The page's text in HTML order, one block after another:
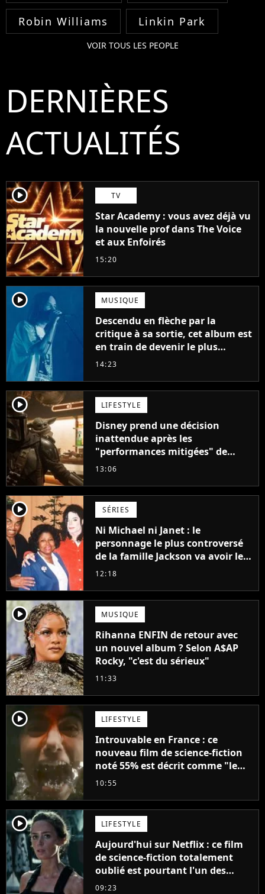
Robin Williams Linkin Park
VOIR TOUS LES PEOPLE
DERNIÈRES
ACTUALITÉS
player2 TV
Star Academy : vous avez déjà vu
la nouvelle prof dans The Voice
et aux Enfoirés
15:20
player2 MUSIQUE
Descendu en flèche par la
critique à sa sortie, cet album est
en train de devenir le plus
populaire de son auteur
14:23
player2 LIFESTYLE
Disney prend une décision
inattendue après les
"performances mitigées" de
Vaiana et The Mandalorian &
13:06
player2 SÉRIES
Ni Michael ni Janet : le
personnage le plus controversé
de la famille Jackson va avoir le
droit à sa propre série
12:18
player2 MUSIQUE
Rihanna ENFIN de retour avec
un nouvel album ? Selon A$AP
Rocky, "c'est du sérieux"
11:33
player2 LIFESTYLE
Introuvable en France : ce
nouveau film de science-fiction
noté 55% est décrit comme "le
plus stupide de l'année"
10:55
player2 LIFESTYLE
Aujourd'hui sur Netflix : ce film
de science-fiction totalement
oublié est pourtant l'un des
meilleurs des années 2010
09:23